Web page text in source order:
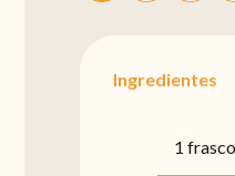
Ingredientes
1